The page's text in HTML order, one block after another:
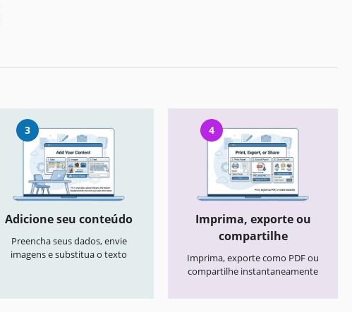
3
Adicione seu conteúdo
Preencha seus dados, envie
imagens e substitua o texto
4
Imprima, exporte ou
compartilhe
Imprima, exporte como PDF ou
compartilhe instantaneamente